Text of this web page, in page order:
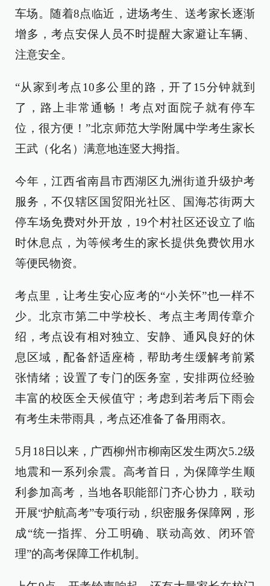
车场。随着8点临近，进场考生、送考家长逐渐
增多，考点安保人员不时提醒大家避让车辆、
注意安全。
“从家到考点10多公里的路，开了15分钟就到
了，路上非常通畅！考点对面院子就有停车
位，很方便！”北京师范大学附属中学考生家长
王武（化名）满意地连竖大拇指。
今年，江西省南昌市西湖区九洲街道升级护考
服务，不仅辖区国贸阳光社区、国海芯街两大
停车场免费对外开放，19个村社区还设立了临
时休息点，为等候考生的家长提供免费饮用水
等便民物资。
考点里，让考生安心应考的“小关怀”也一样不
少。北京市第二中学校长、考点主考周传章介
绍，考点设有相对独立、安静、通风良好的休
息区域，配备舒适座椅，帮助考生缓解考前紧
张情绪；设置了专门的医务室，安排两位经验
丰富的校医全天候值守；考虑到若考后下雨会
有考生未带雨具，考点还准备了备用雨衣。
5月18日以来，广西柳州市柳南区发生两次5.2级
地震和一系列余震。高考首日，为保障学生顺
利参加高考，当地各职能部门齐心协力，联动
开展“护航高考”专项行动，织密服务保障网，形
成“统一指挥、分工明确、联动高效、闭环管
理”的高考保障工作机制。